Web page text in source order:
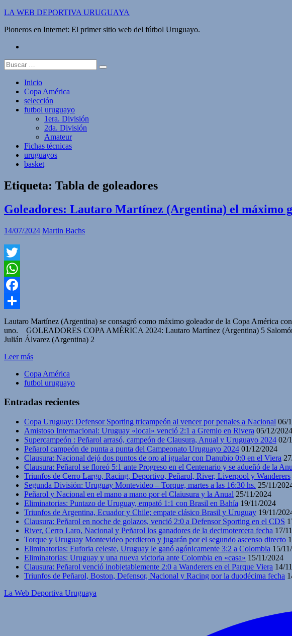
Saltar
contenido
LA WEB DEPORTIVA URUGUAYA
Pioneros en Internet: El primer sitio web del fútbol Uruguayo.
Buscar:
Inicio
Copa América
selección
futbol uruguayo
1era. División
2da. División
Amateur
Fichas técnicas
uruguayos
basket
Etiqueta: Tabla de goleadores
Goleadores: Lautaro Martínez (Argentina) el máximo
14/07/2024 Martin Bachs
Twitter
WhatsApp
Facebook
Compartir
Lautaro Martínez (Argentina) se consagró como máximo goleador de la Copa América
uno. GOLEADORES COPA AMÉRICA 2024: Lautaro Martínez (Argentina) 5
Julián Álvarez (Argentina) 2
Leer más
Copa América
futbol uruguayo
Entradas recientes
Copa Uruguay: Defensor Sporting tricampeón al vencer por penales a Nacional 06/
Amistoso Internacional: Uruguay «local» venció 2:1 a Gremio en Rivera 05/12/2024
Supercampeón : Peñarol arrasó, campeón de Clausura, Anual y Uruguayo 2024 02/
Peñarol campeón de punta a punta del Campeonato Uruguayo 2024 01/12/2024
Clausura: Nacional dejó dos puntos de oro al igualar con Danubio 0:0 en el Viera
Clausura: Peñarol se floreó 5:1 ante Progreso en el Centenario y se adueñó de la
Triunfos de Cerro Largo, Racing, Deportivo, Peñarol, River, Liverpool y Wanderers
Segunda División: Uruguay Montevideo – Torque, martes a las 16:30 hs. 25/11/
Peñarol y Nacional en el mano a mano por el Claiusura y la Anual 25/11/2024
Eliminatorias: Puntazo de Uruguay, empató 1:1 con Brasil en Bahía 19/11/2024
Triunfos de Argentina, Ecuador y Chile; empate clásico Brasil y Uruguay 19/11/
Clausura: Peñarol en noche de golazos, venció 2:0 a Defensor Sporting en el CDS
River, Cerro Laro, Nacional y Peñarol los ganadores de la decimotercera fecha 17/
Torque y Uruguay Montevideo perdieron y jugarán por el segundo ascenso directo
Eliminatorias: Euforia celeste, Uruguay le ganó agónicamente 3:2 a Colombia 15/
Eliminatorias: Uruguay y una nueva victoria ante Colombia en «casa» 15/11/2024
Clausura: Peñarol venció inobjetablemente 2:0 a Wanderers en el Parque Viera 14/
Triunfos de Peñarol, Boston, Defensor, Nacional y Racing por la duodécima fecha
La Web Deportiva Uruguaya